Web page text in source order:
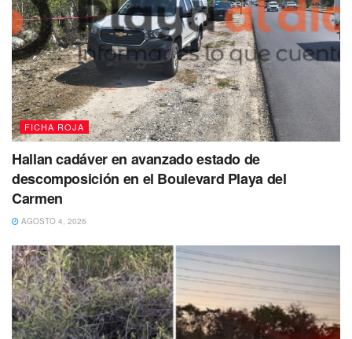
intercepta por una lluvia de balas, cuando se dirigía a
iniciar sus labore. Los pistoleros lo ubicaron cuando salía
de su domicilio.
FICHA ROJA
Hallan cadáver en avanzado estado de
descomposición en el Boulevard Playa del
Carmen
AGOSTO 4, 2026